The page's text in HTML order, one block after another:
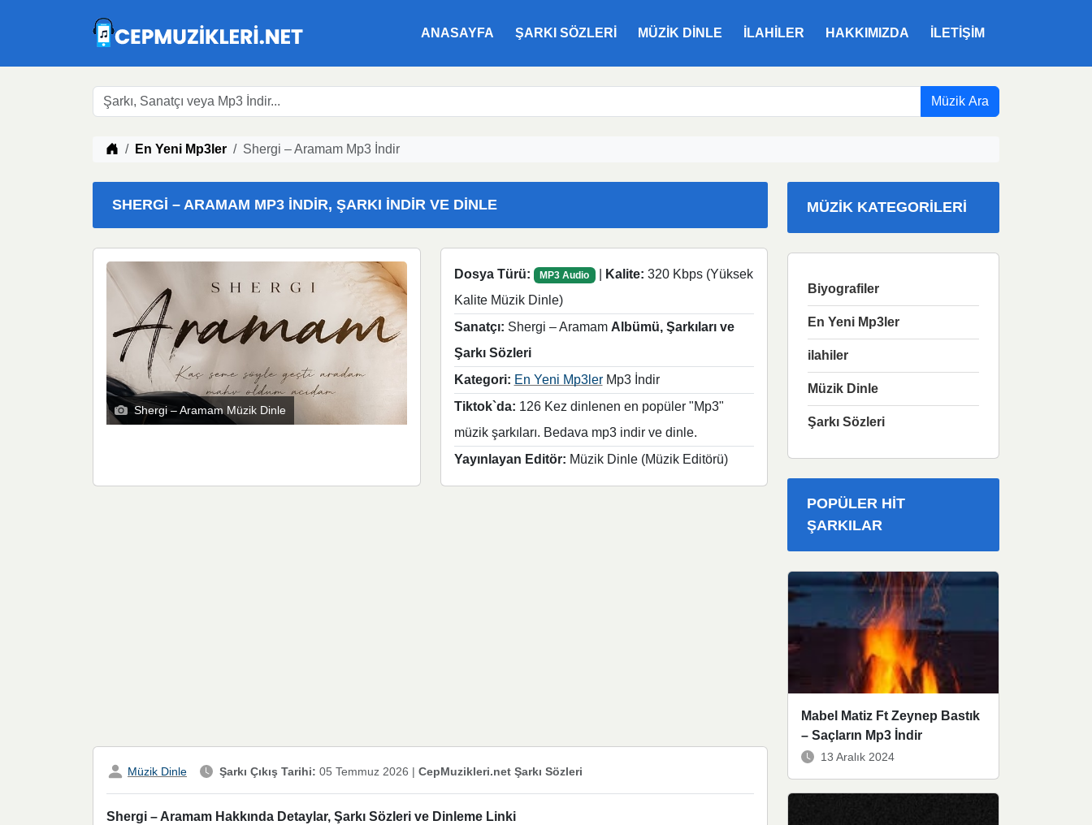
ANASAYFA ŞARKI SÖZLERI MÜZIK DINLE ILAHILER HAKKIMIZDA İLETIŞIM
Müzik Ara
Müzik indir
En Yeni Mp3ler Shergi – Aramam Mp3 İndir
SHERGI – ARAMAM MP3 İNDIR, ŞARKI İNDIR VE DINLE
Shergi – Aramam Müzik Dinle
Dosya Türü: MP3 Audio Kalite: 320 Kbps (Yüksek
Kalite Müzik Dinle)
Sanatçı: Shergi – Aramam Albümü, Şarkıları ve
Şarkı Sözleri
Kategori: En Yeni Mp3lerMp3 İndir
Tiktok`da: 126 Kez dinlenen en popüler "Mp3"
müzik şarkıları. Bedava mp3 indir ve dinle.
Yayınlayan Editör: Müzik Dinle (Müzik Editörü)
Müzik Dinle Şarkı Çıkış Tarihi: 05 Temmuz 2026 | CepMuzikleri.net Şarkı Sözleri
Shergi – Aramam Hakkında Detaylar, Şarkı Sözleri ve Dinleme Linki
MÜZIK KATEGORILERI
Biyografiler
En Yeni Mp3ler
ilahiler
Müzik Dinle
Şarkı Sözleri
POPÜLER HIT
ŞARKILAR
Mabel Matiz Ft Zeynep Bastık
– Saçların Mp3 İndir
13 Aralık 2024